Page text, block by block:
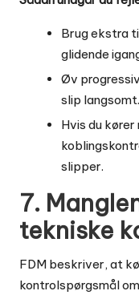
Brug ekstra
glidende
Øv
slip langsomt.
Hvis du
slipper.
7.
tekniske
FDM beskriver, at
kontrolspørgsmål